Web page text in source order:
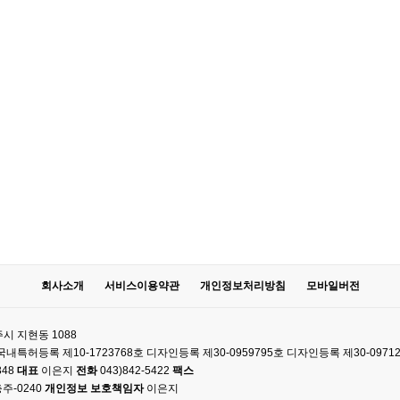
회사소개 서비스이용약관 개인정보처리방침 모바일버전
시 지현동 1088
내특허등록 제10-1723768호 디자인등록 제30-0959795호 디자인등록 제30-
대표 이은지 전화043)842-5422 팩스
주-0240 개인정보 보호책임자이은지